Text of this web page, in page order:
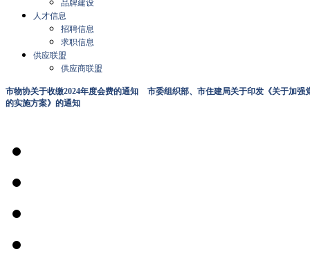
品牌建设
人才信息
招聘信息
求职信息
供应联盟
供应商联盟
市物协关于收缴2024年度会费的通知
市委组织部、市住建局关于印发《关于加
的实施方案》的通知